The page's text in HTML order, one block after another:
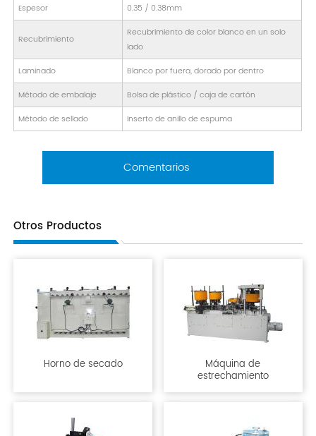
Espesor
0.35 / 0.38mm
Recubrimiento
Recubrimiento de color blanco en un solo
lado
Laminado
Blanco por fuera, dorado por dentro
Método de embalaje
Bolsa de plástico / caja de cartón
Método de sellado
Inserto de anillo de espuma
Comentarios
Otros Productos
Horno de secado
Máquina de
estrechamiento